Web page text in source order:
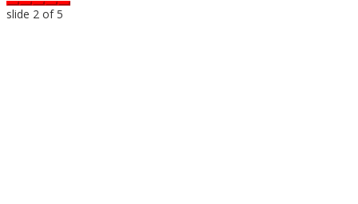
slide 2 of 5